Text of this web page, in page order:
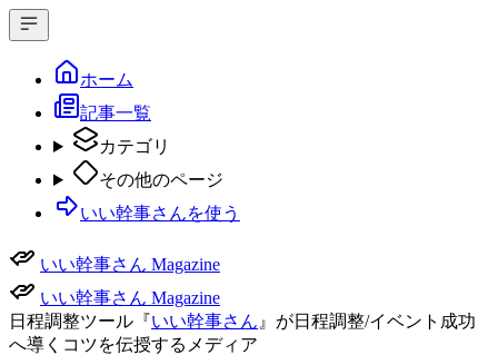
ホーム
記事一覧
カテゴリ
その他のページ
いい幹事さんを使う
いい幹事さん Magazine
いい幹事さん Magazine
日程調整ツール『いい幹事さん 』が日程調整/イベント成功
へ導くコツを伝授するメディア